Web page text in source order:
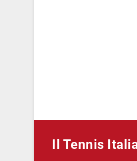
Il Tennis